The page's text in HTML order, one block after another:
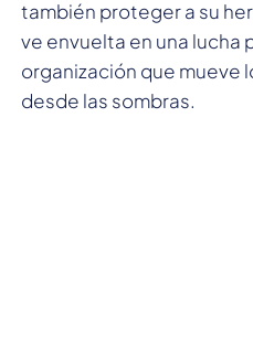
también proteger a su
ve envuelta en una lucha
organización que mueve
desde las sombras.